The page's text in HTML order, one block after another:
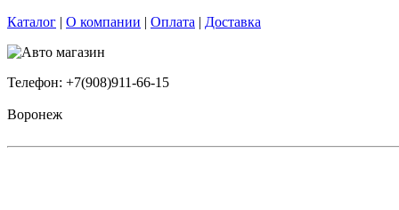
Каталог | О компании | Оплата | Доставка
Телефон: +7(908)911-66-15
Воронеж